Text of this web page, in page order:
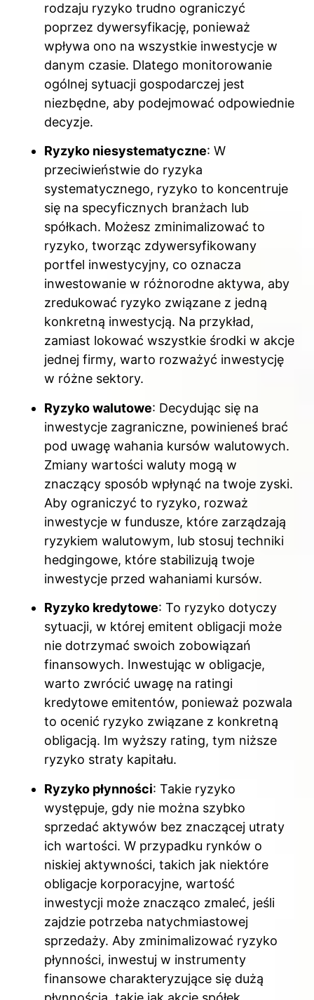
rodzaju ryzyko trudno ograniczyć
poprzez dywersyfikację, ponieważ
wpływa ono na wszystkie inwestycje w
danym czasie. Dlatego monitorowanie
ogólnej sytuacji gospodarczej jest
niezbędne, aby podejmować odpowiednie
decyzje.
Ryzyko niesystematyczne: W
przeciwieństwie do ryzyka
systematycznego, ryzyko to koncentruje
się na specyficznych branżach lub
spółkach. Możesz zminimalizować to
ryzyko, tworząc zdywersyfikowany
portfel inwestycyjny, co oznacza
inwestowanie w różnorodne aktywa, aby
zredukować ryzyko związane z jedną
konkretną inwestycją. Na przykład,
zamiast lokować wszystkie środki w akcje
jednej firmy, warto rozważyć inwestycję
w różne sektory.
Ryzyko walutowe: Decydując się na
inwestycje zagraniczne, powinieneś brać
pod uwagę wahania kursów walutowych.
Zmiany wartości waluty mogą w
znaczący sposób wpłynąć na twoje zyski.
Aby ograniczyć to ryzyko, rozważ
inwestycje w fundusze, które zarządzają
ryzykiem walutowym, lub stosuj techniki
hedgingowe, które stabilizują twoje
inwestycje przed wahaniami kursów.
Ryzyko kredytowe: To ryzyko dotyczy
sytuacji, w której emitent obligacji może
nie dotrzymać swoich zobowiązań
finansowych. Inwestując w obligacje,
warto zwrócić uwagę na ratingi
kredytowe emitentów, ponieważ pozwala
to ocenić ryzyko związane z konkretną
obligacją. Im wyższy rating, tym niższe
ryzyko straty kapitału.
Ryzyko płynności: Takie ryzyko
występuje, gdy nie można szybko
sprzedać aktywów bez znaczącej utraty
ich wartości. W przypadku rynków o
niskiej aktywności, takich jak niektóre
obligacje korporacyjne, wartość
inwestycji może znacząco zmaleć, jeśli
zajdzie potrzeba natychmiastowej
sprzedaży. Aby zminimalizować ryzyko
płynności, inwestuj w instrumenty
finansowe charakteryzujące się dużą